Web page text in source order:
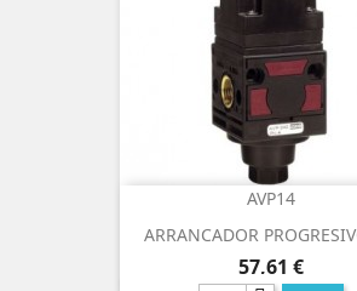
AVP14
ARRANCADOR
Precio
57,61 €